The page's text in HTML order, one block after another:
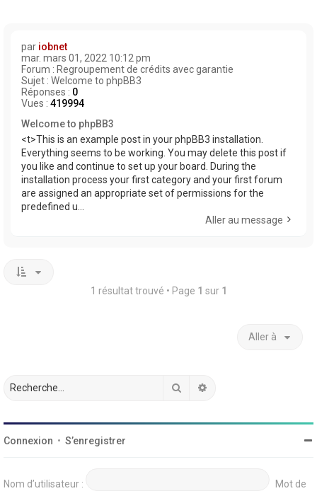
par iobnet
mar. mars 01, 2022 10:12 pm
Forum : Regroupement de crédits avec garantie
Sujet : Welcome to phpBB3
Réponses : 0
Vues : 419994
Welcome to phpBB3
<t>This is an example post in your phpBB3 installation.
Everything seems to be working. You may delete this post if
you like and continue to set up your board. During the
installation process your first category and your first forum
are assigned an appropriate set of permissions for the
predefined u...
Aller au message
1 résultat trouvé • Page 1 sur 1
Aller à
Rechercher
Connexion • S’enregistrer
Nom d’utilisateur : Mot de